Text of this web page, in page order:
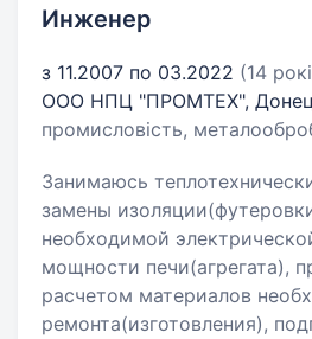
Инженер
з 11.2007 по 03.2022 (14
ООО НПЦ "ПРОМТЕХ",
промисловість,
Занимаюсь
замены
необходимой
мощности печи(агрегата),
расчетом материалов
ремонта(изготовления),